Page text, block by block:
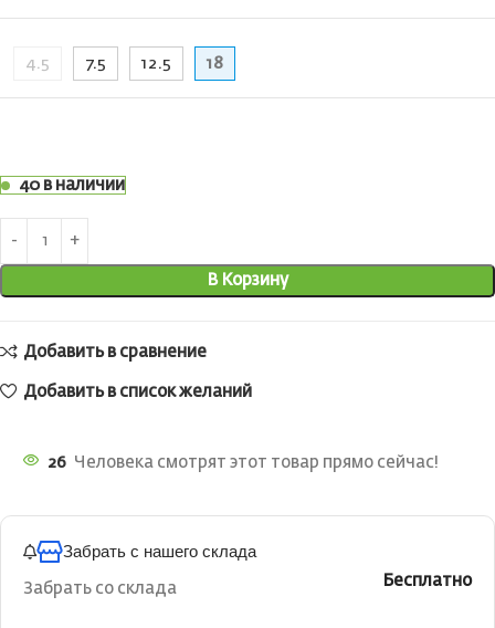
4.5 7.5 12.5 18
40 в наличии
В Корзину
Добавить в сравнение
Добавить в список желаний
26 Человека смотрят этот товар прямо сейчас!
Забрать с нашего склада
Забрать со склада Бесплатно